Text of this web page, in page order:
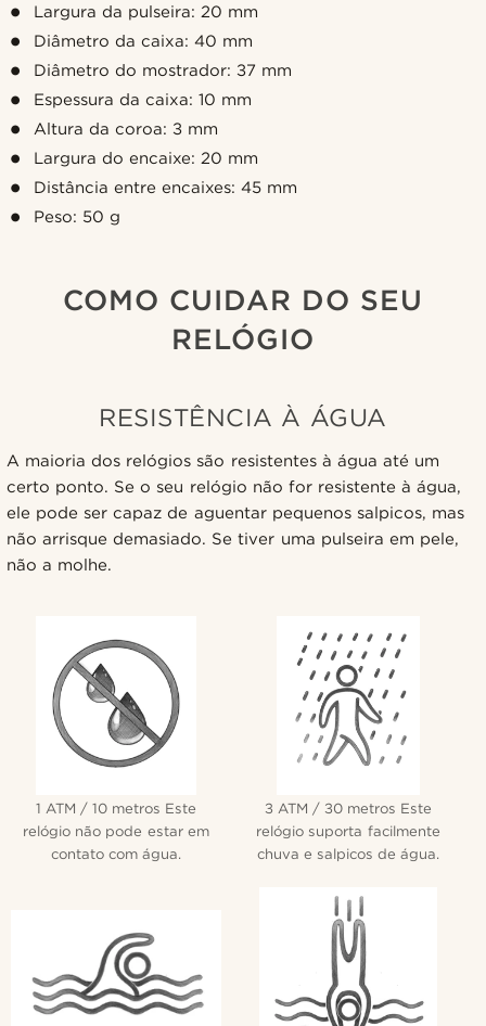
Largura da pulseira: 20 mm
Diâmetro da caixa: 40 mm
Diâmetro do mostrador: 37 mm
Espessura da caixa: 10 mm
Altura da coroa: 3 mm
Largura do encaixe: 20 mm
Distância entre encaixes: 45 mm
Peso: 50 g
COMO CUIDAR DO SEU
RELÓGIO
RESISTÊNCIA À ÁGUA
A maioria dos relógios são resistentes à água até um
certo ponto. Se o seu relógio não for resistente à água,
ele pode ser capaz de aguentar pequenos salpicos, mas
não arrisque demasiado. Se tiver uma pulseira em pele,
não a molhe.
1 ATM / 10 metros Este
relógio não pode estar em
contato com água.
3 ATM / 30 metros Este
relógio suporta facilmente
chuva e salpicos de água.